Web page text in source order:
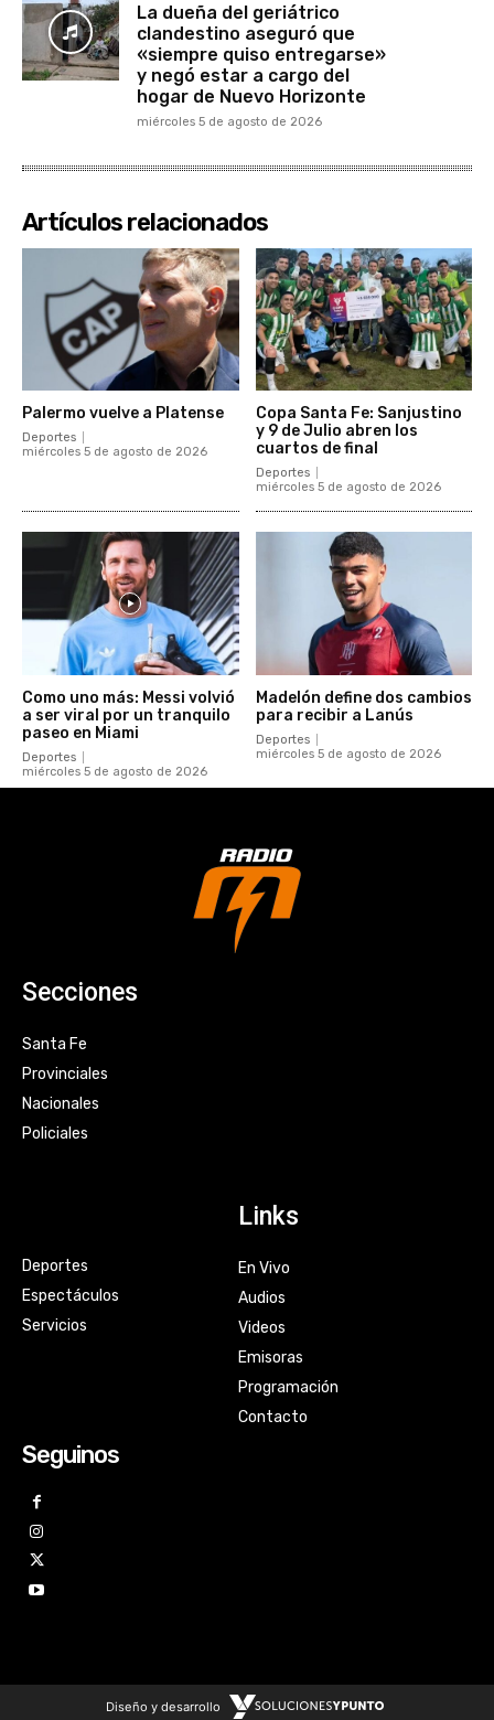
La dueña del geriátrico
clandestino aseguró que
«siempre quiso entregarse»
y negó estar a cargo del
hogar de Nuevo Horizonte
miércoles 5 de agosto de 2026
Artículos relacionados
Palermo vuelve a Platense
Deportes
miércoles 5 de agosto de 2026
Copa Santa Fe: Sanjustino
y 9 de Julio abren los
cuartos de final
Deportes
miércoles 5 de agosto de 2026
Como uno más: Messi volvió
a ser viral por un tranquilo
paseo en Miami
Deportes
miércoles 5 de agosto de 2026
Madelón define dos cambios
para recibir a Lanús
Deportes
miércoles 5 de agosto de 2026
Secciones
Santa Fe
Provinciales
Nacionales
Policiales
Deportes
Espectáculos
Servicios
Links
En Vivo
Audios
Videos
Emisoras
Programación
Contacto
Seguinos
Diseño y desarrollo